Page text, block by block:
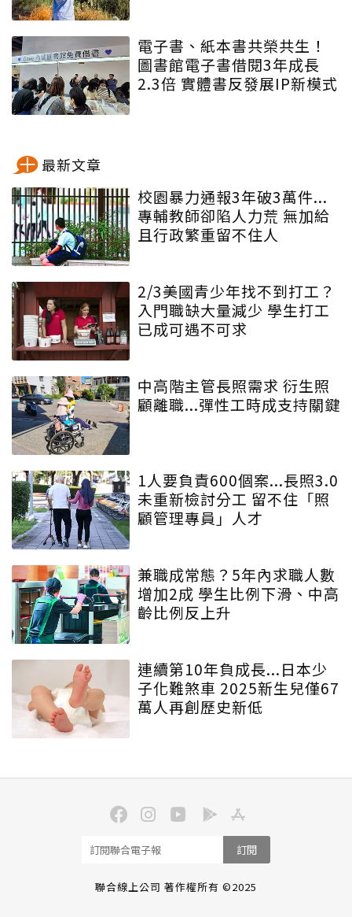
電子書、紙本書共榮共生！
圖書館電子書借閱3年成長
2.3倍 實體書反發展IP新模式
最新文章
校園暴力通報3年破3萬件...
專輔教師卻陷人力荒 無加給
且行政繁重留不住人
2/3美國青少年找不到打工？
入門職缺大量減少 學生打工
已成可遇不可求
中高階主管長照需求 衍生照
顧離職...彈性工時成支持關鍵
1人要負責600個案...長照3.0
未重新檢討分工 留不住「照
顧管理專員」人才
兼職成常態？5年內求職人數
增加2成 學生比例下滑、中高
齡比例反上升
連續第10年負成長...日本少
子化難煞車 2025新生兒僅67
萬人再創歷史新低
訂閱
聯合線上公司 著作權所有 ©2025